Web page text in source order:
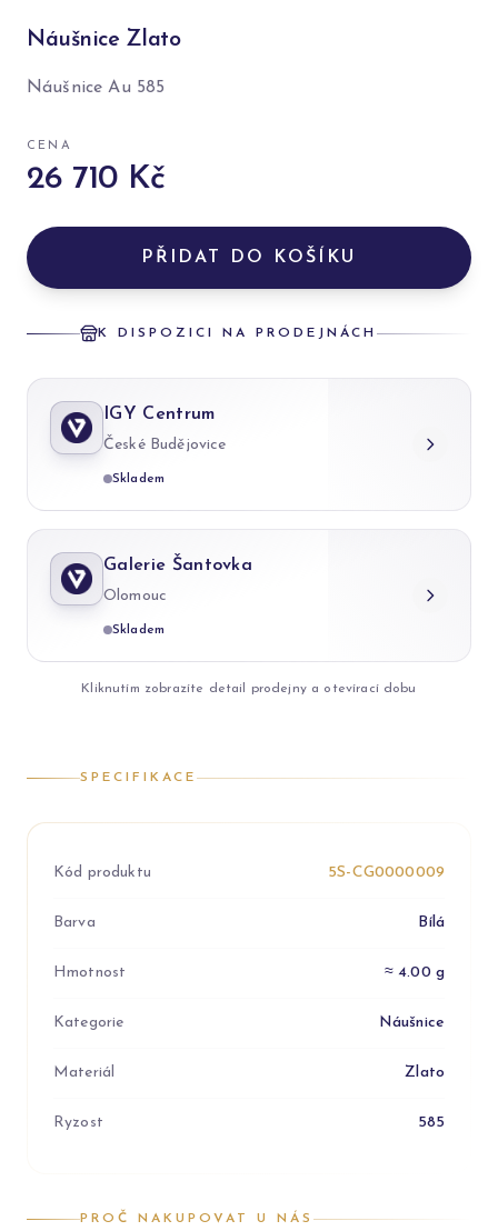
Náušnice Zlato
Náušnice Au 585
CENA
26 710 Kč
PŘIDAT DO KOŠÍKU
K DISPOZICI NA PRODEJNÁCH
IGY Centrum
České Budějovice
Skladem
Galerie Šantovka
Olomouc
Skladem
Kliknutím zobrazíte detail prodejny a otevírací dobu
SPECIFIKACE
Kód produktu 5S-CG0000009
Barva Bílá
Hmotnost ≈ 4.00 g
Kategorie Náušnice
Materiál Zlato
Ryzost 585
PROČ NAKUPOVAT U NÁS